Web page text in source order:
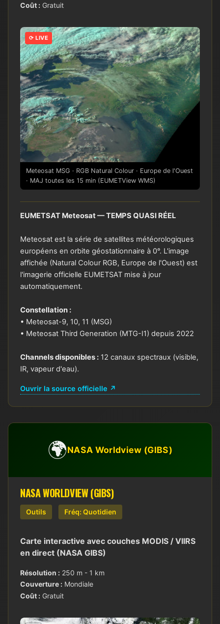
Coût : Gratuit
Meteosat MSG · RGB Natural Colour · Europe de l'Ouest
· MAJ toutes les 15 min (EUMETView WMS)
⟳ LIVE
EUMETSAT Meteosat — TEMPS QUASI RÉEL
Meteosat est la série de satellites météorologiques
européens en orbite géostationnaire à 0°. L'image
affichée (Natural Colour RGB, Europe de l'Ouest) est
l'imagerie officielle EUMETSAT mise à jour
automatiquement.
Constellation :
• Meteosat-9, 10, 11 (MSG)
• Meteosat Third Generation (MTG-I1) depuis 2022
Channels disponibles : 12 canaux spectraux (visible,
IR, vapeur d'eau).
Ouvrir la source officielle ↗
🌍NASA Worldview (GIBS)
NASA WORLDVIEW (GIBS)
Outils Fréq: Quotidien
Carte interactive avec couches MODIS / VIIRS
en direct (NASA GIBS)
Résolution : 250 m - 1 km
Couverture : Mondiale
Coût : Gratuit